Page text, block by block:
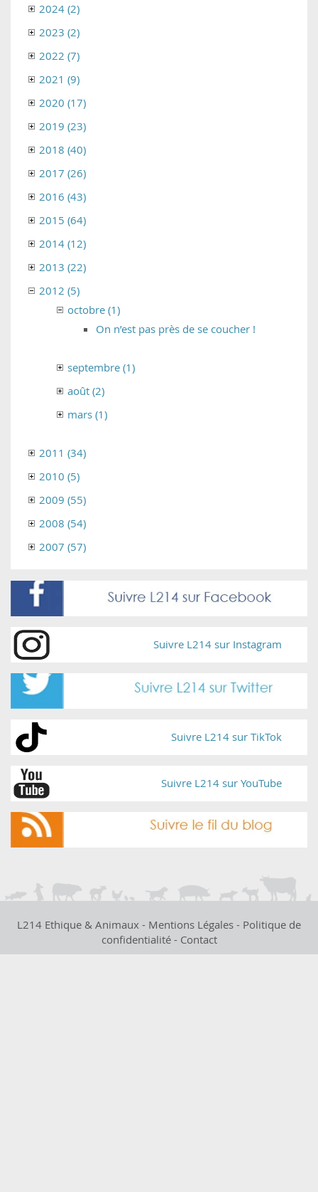
2024 (2)
2023 (2)
2022 (7)
2021 (9)
2020 (17)
2019 (23)
2018 (40)
2017 (26)
2016 (43)
2015 (64)
2014 (12)
2013 (22)
2012 (5)
octobre (1)
On n’est pas près de se coucher !
septembre (1)
août (2)
mars (1)
2011 (34)
2010 (5)
2009 (55)
2008 (54)
2007 (57)
Suivre L214 sur Instagram
Suivre L214 sur TikTok
Suivre L214 sur YouTube
L214 Ethique & Animaux - Mentions Légales - Politique de
confidentialité- Contact